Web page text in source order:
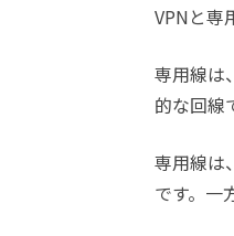
VPNと専
専用線は
的な回線
専用線は
です。一